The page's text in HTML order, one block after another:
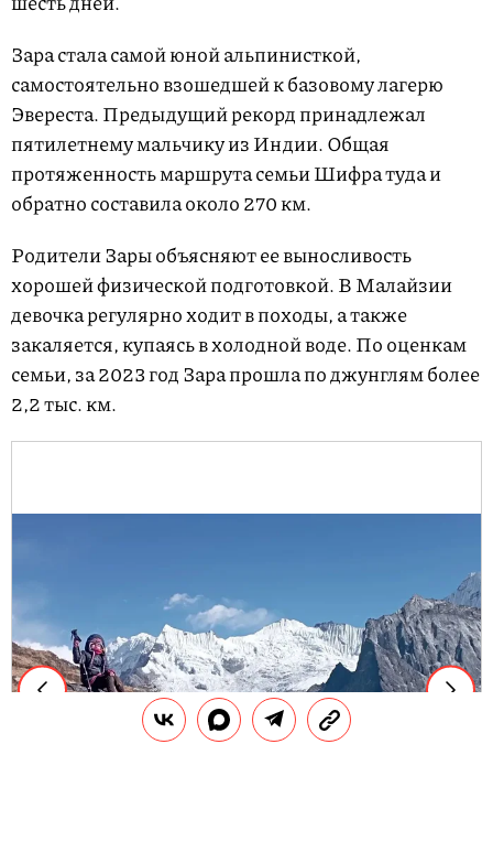
Зара стала самой юной альпинисткой,
самостоятельно взошедшей к базовому лагерю
Эвереста. Предыдущий рекорд принадлежал
пятилетнему мальчику из Индии. Общая
протяженность маршрута семьи Шифра туда и
обратно составила около 270 км.
Родители Зары объясняют ее выносливость
хорошей физической подготовкой. В Малайзии
девочка регулярно ходит в походы, а также
закаляется, купаясь в холодной воде. По оценкам
семьи, за 2023 год Зара прошла по джунглям более
2,2 тыс. км.